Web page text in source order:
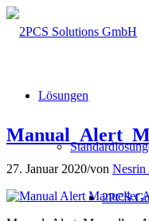
Lösungen
2PCS
27. Januar 2020/von Nesrin